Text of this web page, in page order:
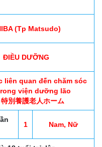
(Tp Matsudo)
ĐIỀU DƯỠNG
liên quan đến chăm sóc
viện dưỡng lão
別養護老人ホーム
1 Nam, Nữ